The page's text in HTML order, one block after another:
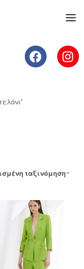
ταξινόμηση